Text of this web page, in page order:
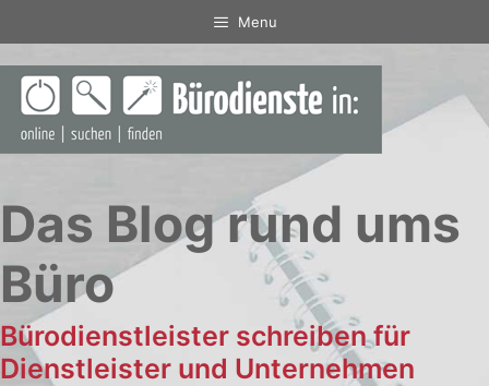
Inhalt
springen
Menu
Das Blog rund ums
Büro
Bürodienstleister schreiben für
Dienstleister und Unternehmen